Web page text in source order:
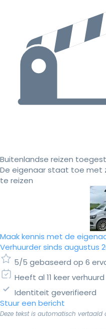
Buitenlandse reizen
De eigenaar staat toe met
te reizen
Maak kennis met de
Verhuurder sinds augustus
5/5 gebaseerd op 6
Heeft al 11 keer verhuurd
Identiteit geverifieerd
Stuur een bericht
Deze tekst is automatisch vertaald